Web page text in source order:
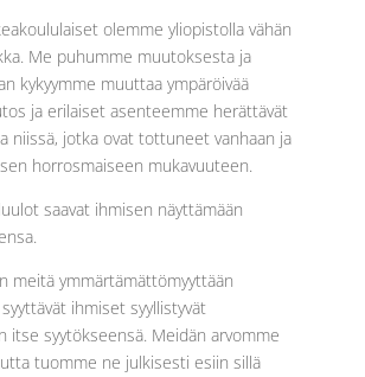
olemme yliopistolla vähän
Me puhumme muutoksesta ja
kykyymme muuttaa ympäröivää
ja erilaiset asenteemme herättävät
niissä, jotka ovat tottuneet vanhaan ja
horrosmaiseen mukavuuteen.
saavat ihmisen näyttämään
meitä ymmärtämättömyyttään
ihmiset syyllistyvät
itse syytökseensä. Meidän arvomme
tuomme ne julkisesti esiin sillä